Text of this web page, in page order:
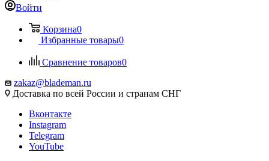
Войти
Корзина0
Избранные товары0
Сравнение товаров0
zakaz@blademan.ru
Доставка по всей России и странам СНГ
Вконтакте
Instagram
Telegram
YouTube